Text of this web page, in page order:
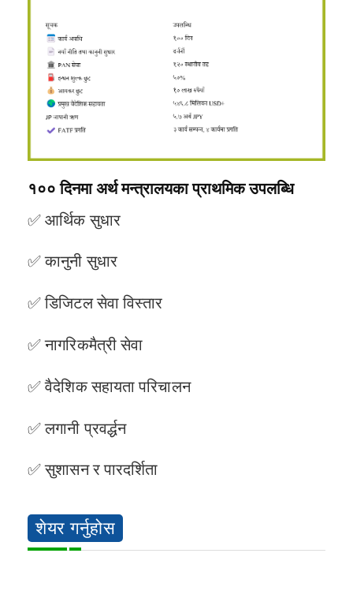
१०० दिनमा अर्थ मन्त्रालयका प्राथमिक उपलब्धि
✅ आर्थिक सुधार
✅ कानुनी सुधार
✅ डिजिटल सेवा विस्तार
✅ नागरिकमैत्री सेवा
✅ वैदेशिक सहायता परिचालन
✅ लगानी प्रवर्द्धन
✅ सुशासन र पारदर्शिता
शेयर गर्नुहोस